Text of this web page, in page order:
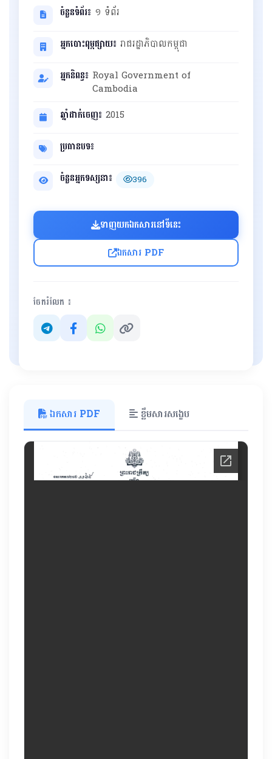
ចំនួនទំព័រ៖ ១ ទំព័រ
អ្នកបោះពុម្ពផ្សាយ៖ រាជរដ្ឋាភិបាលកម្ពុជា
អ្នកនិពន្ធ៖ Royal Government of
Cambodia
ឆ្នាំដាក់ចេញ៖ 2015
ប្រធានបទ៖
ចំនួនអ្នកទស្សនា៖
396
ទាញយកឯកសារនៅទីនេះ
ឯកសារ PDF
ចែករំលែក ៖
ឯកសារ PDF ខ្លឹមសារសង្ខេប